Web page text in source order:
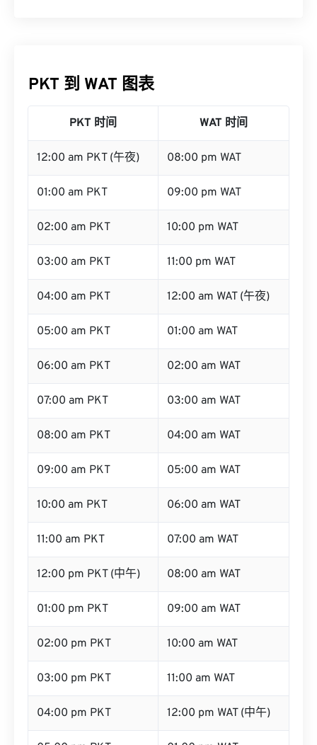
PKT 到 WAT 图表
PKT 时间 WAT 时间
12:00 am PKT (午夜) 08:00 pm WAT
01:00 am PKT 09:00 pm WAT
02:00 am PKT 10:00 pm WAT
03:00 am PKT 11:00 pm WAT
04:00 am PKT 12:00 am WAT (午夜)
05:00 am PKT 01:00 am WAT
06:00 am PKT 02:00 am WAT
07:00 am PKT 03:00 am WAT
08:00 am PKT 04:00 am WAT
09:00 am PKT 05:00 am WAT
10:00 am PKT 06:00 am WAT
11:00 am PKT 07:00 am WAT
12:00 pm PKT (中午) 08:00 am WAT
01:00 pm PKT 09:00 am WAT
02:00 pm PKT 10:00 am WAT
03:00 pm PKT 11:00 am WAT
04:00 pm PKT 12:00 pm WAT (中午)